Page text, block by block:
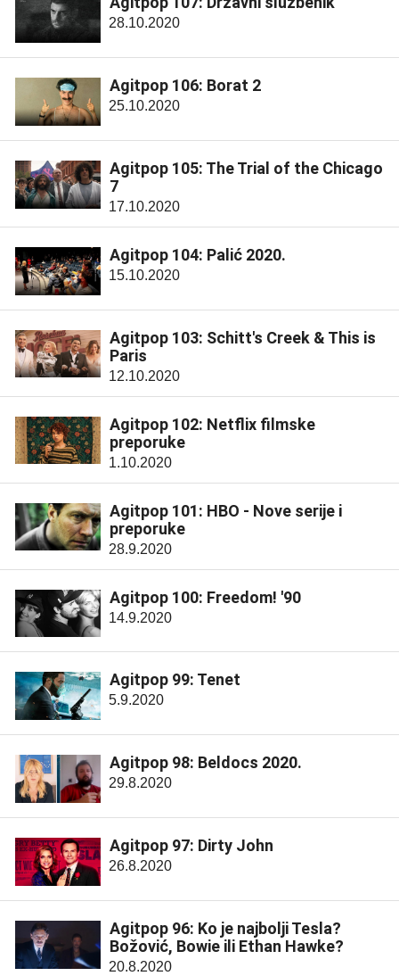
28.10.2020
Agitpop 106: Borat 2
25.10.2020
Agitpop 105: The Trial of the Chicago
7
17.10.2020
Agitpop 104: Palić 2020.
15.10.2020
Agitpop 103: Schitt's Creek & This is
Paris
12.10.2020
Agitpop 102: Netflix filmske
preporuke
1.10.2020
Agitpop 101: HBO - Nove serije i
preporuke
28.9.2020
Agitpop 100: Freedom! '90
14.9.2020
Agitpop 99: Tenet
5.9.2020
Agitpop 98: Beldocs 2020.
29.8.2020
Agitpop 97: Dirty John
26.8.2020
Agitpop 96: Ko je najbolji Tesla?
Božović, Bowie ili Ethan Hawke?
20.8.2020